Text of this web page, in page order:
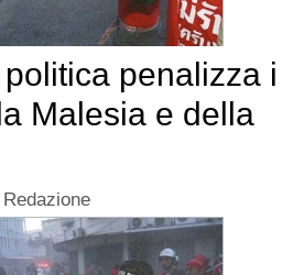
politica penalizza i
Malesia e della
Redazione